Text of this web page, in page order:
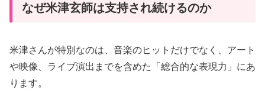
なぜ米津玄師は支持され続けるのか
米津さんが特別なのは、音楽のヒットだけでなく、アート
や映像、ライブ演出までを含めた「総合的な表現力」にあ
ります。